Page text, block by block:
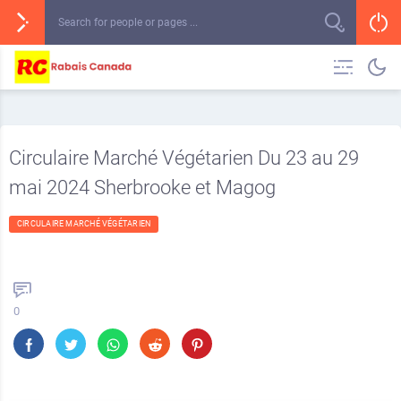
Circulaire Marché Végétarien Du 23 au 29
mai 2024 Sherbrooke et Magog
CIRCULAIRE MARCHÉ VÉGÉTARIEN
0